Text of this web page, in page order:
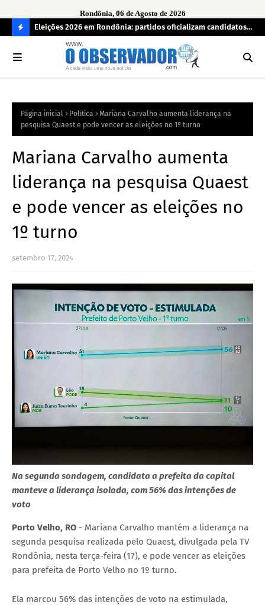
Rondônia, 06 de Agosto de 2026
O
R
Eleições 2026 em Rondônia: partidos oficializam candidatos a
deputado estadual, partidos não conseguem formar chapas
completas
Página inicial Política
Mariana Carvalho aumenta liderança na
pesquisa Quaest e pode vencer as eleições no 1º turno
Mariana Carvalho aumenta
liderança na pesquisa Quaest
e pode vencer as eleições no
1º turno
setembro 17, 2024
Na segunda sondagem, candidata a prefeita da capital
manteve a liderança isolada, com 56% das intenções de
voto
Porto Velho, RO - Mariana Carvalho mantém a liderança na
segunda pesquisa realizada pelo Quaest, divulgada pela TV
Rondônia, nesta terça-feira (17), e pode vencer as eleições
para prefeita de Porto Velho no 1º turno.
Ela marcou 56% das intenções de voto na estimulada,